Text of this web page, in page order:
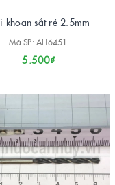
khoan sắt rẻ 2.5mm
Mã SP: AH6451
5.500₫